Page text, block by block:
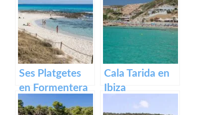
belleza de
Menorca
Santa María en
Mallorca.
Ses Platgetes
en Formentera
Cala Tarida en
Ibiza